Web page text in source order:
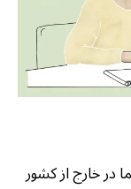
خارج از کشور